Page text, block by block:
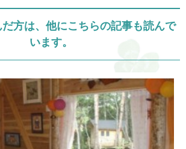
方は、他にこちらの記事も読んで
います。